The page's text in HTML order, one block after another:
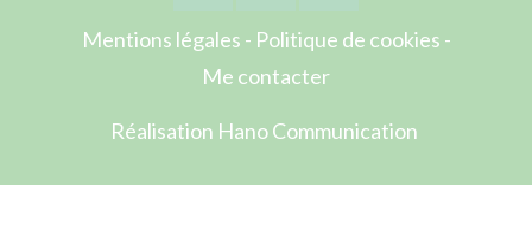
Mentions légales - Politique de cookies -
Me contacter
Réalisation Hano Communication